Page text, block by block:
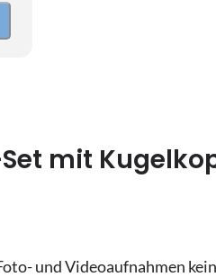
mit
und Videoaufnahmen